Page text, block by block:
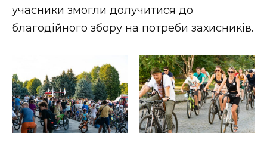
учасники змогли долучитися до
благодійного збору на потреби захисників.